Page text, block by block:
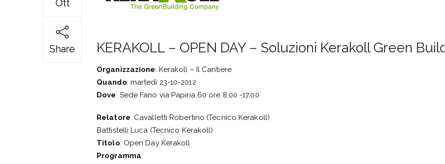
Ott
Share KERAKOLL – OPEN DAY – Soluzioni Kerakoll Green
Organizzazione: Kerakoll – Il Cantiere
Quando: martedì 23-10-2012
Dove: Sede Fano via Papiria 60 ore 8,00 -17,00
Relatore: Cavalletti Robertino (Tecnico Kerakoll)
Battistelli Luca (Tecnico Kerakoll)
Titolo: Open Day Kerakoll
Programma: